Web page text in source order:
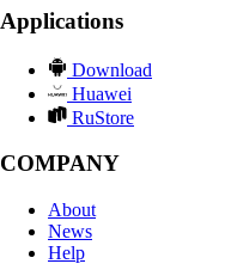
Applications
Download
Huawei
RuStore
COMPANY
About
News
Help